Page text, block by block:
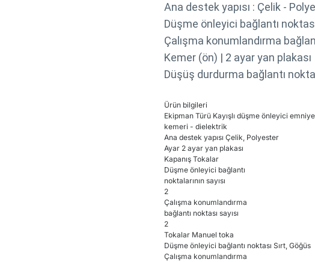
Ana destek yapısı : Çelik -
Düşme önleyici bağlantı
Çalışma konumlandırma
Kemer (ön) | 2 ayar yan plakası
Düşüş durdurma bağlantı
Ürün bilgileri
Ekipman Türü Kayışlı düşme önleyici
kemeri - dielektrik
Ana destek yapısı Çelik, Polyester
Ayar 2 ayar yan plakası
Kapanış Tokalar
Düşme önleyici bağlantı
noktalarının sayısı
2
Çalışma konumlandırma
bağlantı noktası sayısı
2
Tokalar Manuel toka
Düşme önleyici bağlantı noktası Sırt, Göğüs
Çalışma konumlandırma